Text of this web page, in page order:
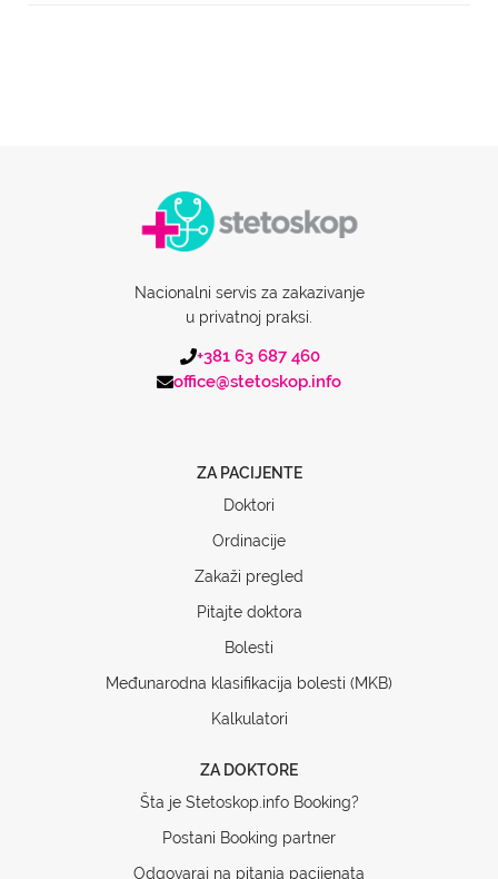
Nacionalni servis za zakazivanje
u privatnoj praksi.
+381 63 687 460
office@stetoskop.info
ZA PACIJENTE
Doktori
Ordinacije
Zakaži pregled
Pitajte doktora
Bolesti
Međunarodna klasifikacija bolesti (MKB)
Kalkulatori
ZA DOKTORE
Šta je Stetoskop.info Booking?
Postani Booking partner
Odgovaraj na pitanja pacijenata